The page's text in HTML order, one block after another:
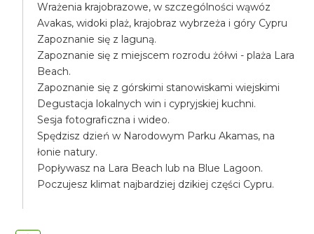
Wrażenia krajobrazowe, w szczególności wąwóz
Avakas, widoki plaż, krajobraz wybrzeża i góry Cypru
Zapoznanie się z laguną.
Zapoznanie się z miejscem rozrodu żółwi - plaża Lara
Beach.
Zapoznanie się z górskimi stanowiskami wiejskimi
Degustacja lokalnych win i cypryjskiej kuchni.
Sesja fotograficzna i wideo.
Spędzisz dzień w Narodowym Parku Akamas, na
łonie natury.
Popływasz na Lara Beach lub na Blue Lagoon.
Poczujesz klimat najbardziej dzikiej części Cypru.